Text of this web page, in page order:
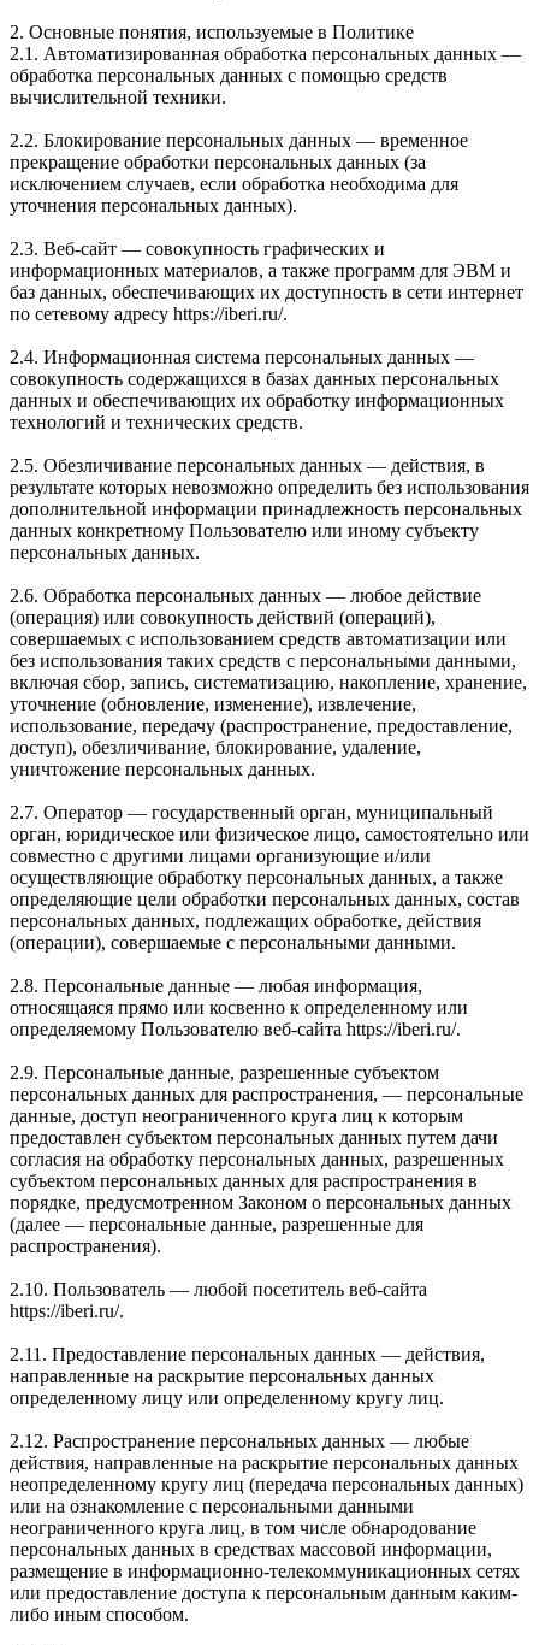
2. Основные понятия, используемые в Политике
2.1. Автоматизированная обработка персональных данных —
обработка персональных данных с помощью средств
вычислительной техники.
2.2. Блокирование персональных данных — временное
прекращение обработки персональных данных (за
исключением случаев, если обработка необходима для
уточнения персональных данных).
2.3. Веб-сайт — совокупность графических и
информационных материалов, а также программ для ЭВМ и
баз данных, обеспечивающих их доступность в сети интернет
по сетевому адресу https://iberi.ru/.
2.4. Информационная система персональных данных —
совокупность содержащихся в базах данных персональных
данных и обеспечивающих их обработку информационных
технологий и технических средств.
2.5. Обезличивание персональных данных — действия, в
результате которых невозможно определить без использования
дополнительной информации принадлежность персональных
данных конкретному Пользователю или иному субъекту
персональных данных.
2.6. Обработка персональных данных — любое действие
(операция) или совокупность действий (операций),
совершаемых с использованием средств автоматизации или
без использования таких средств с персональными данными,
включая сбор, запись, систематизацию, накопление, хранение,
уточнение (обновление, изменение), извлечение,
использование, передачу (распространение, предоставление,
доступ), обезличивание, блокирование, удаление,
уничтожение персональных данных.
2.7. Оператор — государственный орган, муниципальный
орган, юридическое или физическое лицо, самостоятельно или
совместно с другими лицами организующие и/или
осуществляющие обработку персональных данных, а также
определяющие цели обработки персональных данных, состав
персональных данных, подлежащих обработке, действия
(операции), совершаемые с персональными данными.
2.8. Персональные данные — любая информация,
относящаяся прямо или косвенно к определенному или
определяемому Пользователю веб-сайта https://iberi.ru/.
2.9. Персональные данные, разрешенные субъектом
персональных данных для распространения, — персональные
данные, доступ неограниченного круга лиц к которым
предоставлен субъектом персональных данных путем дачи
согласия на обработку персональных данных, разрешенных
субъектом персональных данных для распространения в
порядке, предусмотренном Законом о персональных данных
(далее — персональные данные, разрешенные для
распространения).
2.10. Пользователь — любой посетитель веб-сайта
https://iberi.ru/.
2.11. Предоставление персональных данных — действия,
направленные на раскрытие персональных данных
определенному лицу или определенному кругу лиц.
2.12. Распространение персональных данных — любые
действия, направленные на раскрытие персональных данных
неопределенному кругу лиц (передача персональных данных)
или на ознакомление с персональными данными
неограниченного круга лиц, в том числе обнародование
персональных данных в средствах массовой информации,
размещение в информационно-телекоммуникационных сетях
или предоставление доступа к персональным данным каким-
либо иным способом.